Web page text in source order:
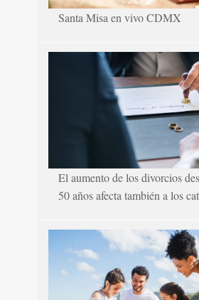
Santa Misa en vivo CDMX
El aumento de los divorcios
50 años afecta también a los